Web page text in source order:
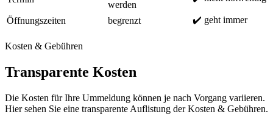
werden
Öffnungszeiten begrenzt ✔️ geht immer
Kosten & Gebühren
Transparente Kosten
Die Kosten für Ihre Ummeldung können je nach Vorgang variieren.
Hier sehen Sie eine transparente Auflistung der Kosten & Gebühren.